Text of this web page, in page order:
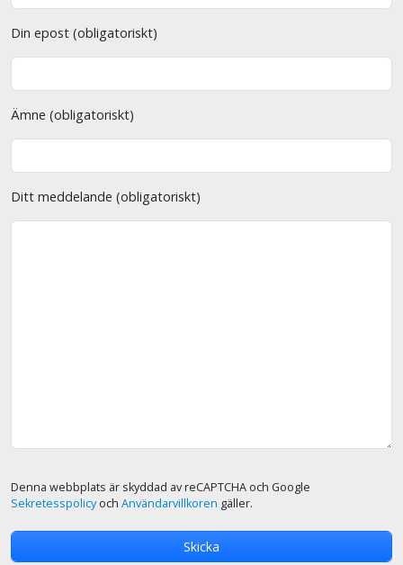
Din epost (obligatoriskt)
Ämne (obligatoriskt)
Ditt meddelande (obligatoriskt)
Denna webbplats är skyddad av reCAPTCHA och Google
Sekretesspolicyoch Användarvillkoren gäller.